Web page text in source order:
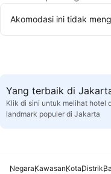
Akomodasi ini tidak
Yang terbaik di
Klik di sini untuk melihat hotel
landmark populer di Jakarta
NegaraKawasanKotaDistrik